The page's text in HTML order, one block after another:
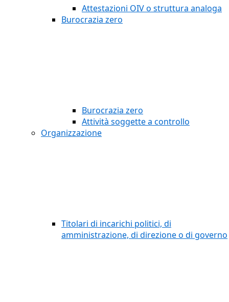
Attestazioni OIV o struttura analoga
Burocrazia zero
Burocrazia zero
Attività soggette a controllo
Organizzazione
Titolari di incarichi politici, di
amministrazione, di direzione o di governo